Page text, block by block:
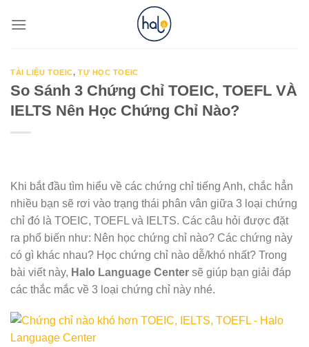
TÀI LIỆU TOEIC, TỰ HỌC TOEIC
So Sánh 3 Chứng Chỉ TOEIC, TOEFL VÀ
IELTS Nên Học Chứng Chỉ Nào?
Khi bắt đầu tìm hiểu về các chứng chỉ tiếng Anh, chắc hẳn
nhiều bạn sẽ rơi vào trạng thái phân vân giữa 3 loại chứng
chỉ đó là TOEIC, TOEFL và IELTS. Các câu hỏi được đặt
ra phổ biến như: Nên học chứng chỉ nào? Các chứng này
có gì khác nhau? Học chứng chỉ nào dễ/khó nhất? Trong
bài viết này, Halo Language Center sẽ giúp bạn giải đáp
các thắc mắc về 3 loại chứng chỉ này nhé.